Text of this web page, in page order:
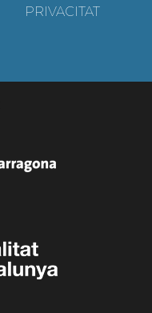
PRIVACITAT